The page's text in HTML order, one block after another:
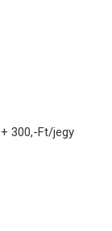
300,-Ft/jegy